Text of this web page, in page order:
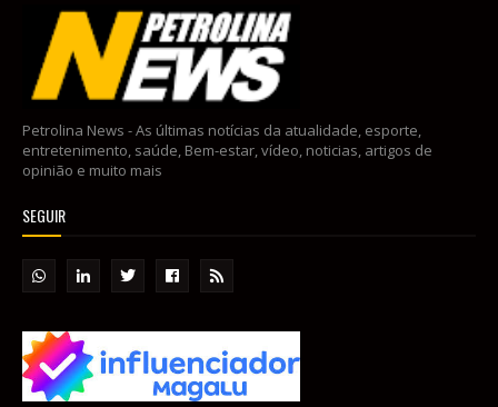
Petrolina News - As últimas notícias da atualidade, esporte,
entretenimento, saúde, Bem-estar, vídeo, noticias, artigos de
opinião e muito mais
SEGUIR